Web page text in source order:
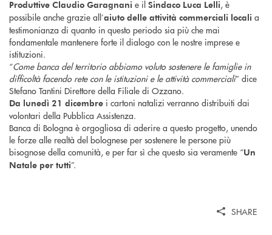
Produttive Claudio Garagnani e il Sindaco Luca Lelli, è
possibile anche grazie all’aiuto delle attività commerciali locali a
testimonianza di quanto in questo periodo sia più che mai
fondamentale mantenere forte il dialogo con le nostre imprese e
istituzioni.
“Come banca del territorio abbiamo voluto sostenere le famiglie in
difficoltà facendo rete con le istituzioni e le attività commerciali” dice
Stefano Tantini Direttore della Filiale di Ozzano.
Da lunedì 21 dicembre i cartoni natalizi verranno distribuiti dai
volontari della Pubblica Assistenza.
Banca di Bologna è orgogliosa di aderire a questo progetto, unendo
le forze alle realtà del bolognese per sostenere le persone più
bisognose della comunità, e per far sì che questo sia veramente “Un
Natale per tutti”.
SHARE